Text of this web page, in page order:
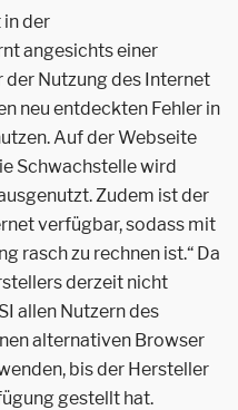
in der
angesichts einer
Nutzung des Internet
neu entdeckten Fehler in
Auf der Webseite
Schwachstelle wird
Zudem ist der
verfügbar, sodass mit
rasch zu rechnen ist.“ Da
derzeit nicht
allen Nutzern des
alternativen Browser
bis der Hersteller
gestellt hat.